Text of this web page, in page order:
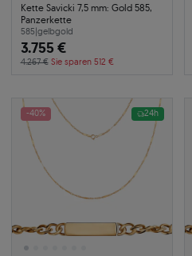
Kette Savicki 7,5 mm: Gold 585,
Panzerkette
585|gelbgold
3.755 €
4.267 € Sie sparen 512 €
-40% 24h